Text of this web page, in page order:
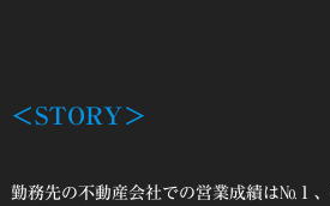
＜STORY＞
勤務先の不動産会社での営業成績は№１